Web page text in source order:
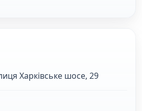
Харківське шосе, 29